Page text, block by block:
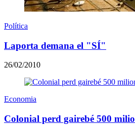
Política
Laporta demana el "SÍ"
26/02/2010
Economia
Colonial perd gairebé 500